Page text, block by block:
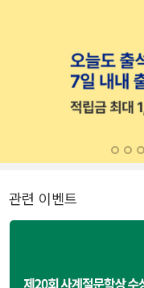
관련 이벤트